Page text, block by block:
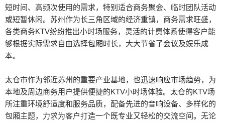
短时间、高频次使用的需求，特别适合商务聚会、临时团队活动
或短暂休闲。苏州作为长三角区域的经济重镇，商务需求旺盛，
各类商务KTV纷纷推出小时场服务，灵活的计费体系使得客户能
够根据实际需求自由选择包厢时长，大大节省了会议及娱乐成
本。
太仓市作为邻近苏州的重要产业基地，也迅速响应市场趋势，为
本地及周边商务用户提供便捷的KTV小时场体验。太仓的KTV场
所注重环境舒适度和服务品质，配备先进的音响设备、多样化的
包厢主题，力求为客户打造一个既专业又轻松的交流空间。无论